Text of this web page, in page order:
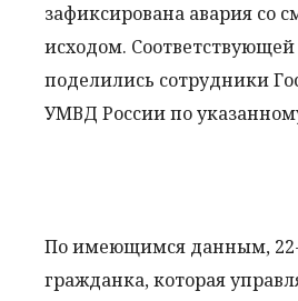
зафиксирована авария со
исходом.
поделились сотрудники
УМВД России по
По имеющимся данным,
гражданка, которая